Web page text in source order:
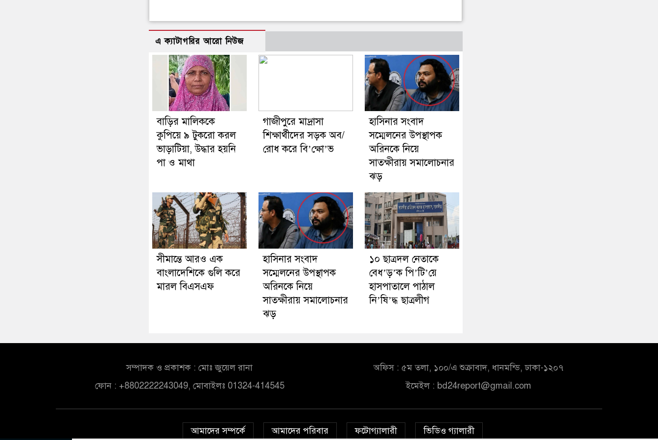
এ ক্যাটাগরির আরো নিউজ
বাড়ির মালিককে
কুপিয়ে ৯ টুকরো করল
ভাড়াটিয়া, উদ্ধার হয়নি
পা ও মাথা
গাজীপুরে মাদ্রাসা
শিক্ষার্থীদের সড়ক অব/
রোধ করে বি’ক্ষো’ভ
হাসিনার সংবাদ
সম্মেলনের উপস্থাপক
অরিনকে নিয়ে
সাতক্ষীরায় সমালোচনার
ঝড়
সীমান্তে আরও এক
বাংলাদেশিকে গুলি করে
মারল বিএসএফ
হাসিনার সংবাদ
সম্মেলনের উপস্থাপক
অরিনকে নিয়ে
সাতক্ষীরায় সমালোচনার
ঝড়
১০ ছাত্রদল নেতাকে
বেধ’ড়’ক পি’টি’য়ে
হাসপাতালে পাঠাল
নি’ষি’দ্ধ ছাত্রলীগ
সম্পাদক ও প্রকাশক : মোঃ জুয়েল রানা
ফোন : +8802222243049, মোবাইলঃ 01324-414545
অফিস : ৫ম তলা, ১০০/এ শুক্রাবাদ, ধানমন্ডি, ঢাকা-১২০৭
ইমেইল : bd24report@gmail.com
আমাদের সম্পর্কে আমাদের পরিবার ফটোগ্যালারী ভিডিও গ্যালারী